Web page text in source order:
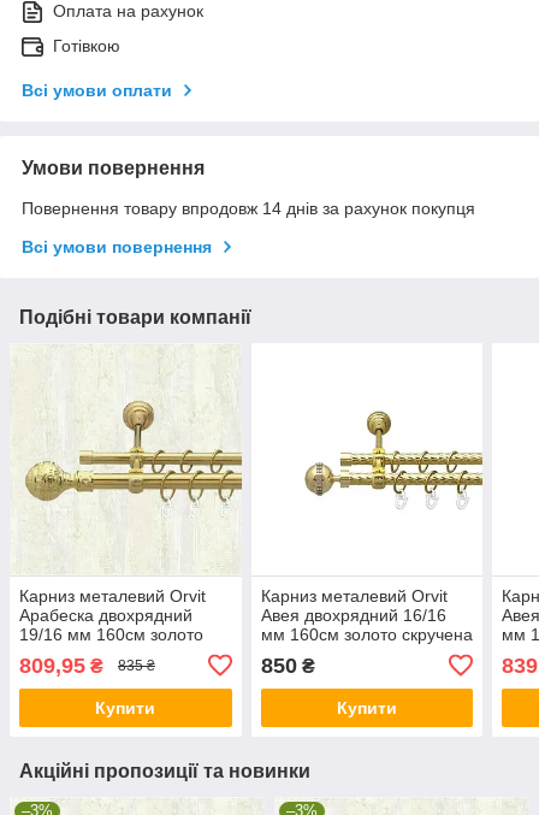
Оплата на рахунок
Готівкою
Всі умови оплати
Умови повернення
Повернення товару впродовж 14 днів за рахунок покупця
Всі умови повернення
Подібні товари компанії
Карниз металевий Orvit
Арабеска двохрядний
19/16 мм 160см золото
809,95 ₴ 835 ₴
Купити
Карниз металевий Orvit
Авея двохрядний 16/16
мм 160см золото скручена
850₴
Купити
мм
Акційні пропозиції та новинки
–3% –3%